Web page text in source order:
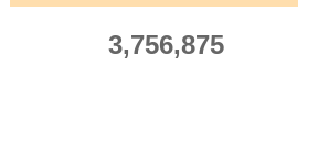
3,756,875